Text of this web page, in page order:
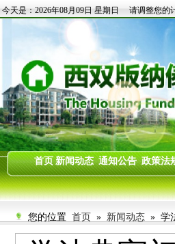
您的位置 首页 » 新闻动态 » 学